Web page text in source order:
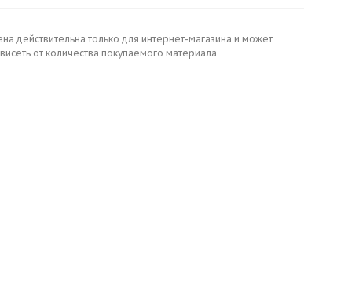
действительна только для интернет-магазина и может
от количества покупаемого материала